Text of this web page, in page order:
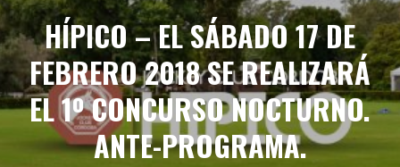
HÍPICO – EL SÁBADO 17 DE
FEBRERO 2018 SE REALIZARÁ
EL 1º CONCURSO NOCTURNO.
ANTE-PROGRAMA.